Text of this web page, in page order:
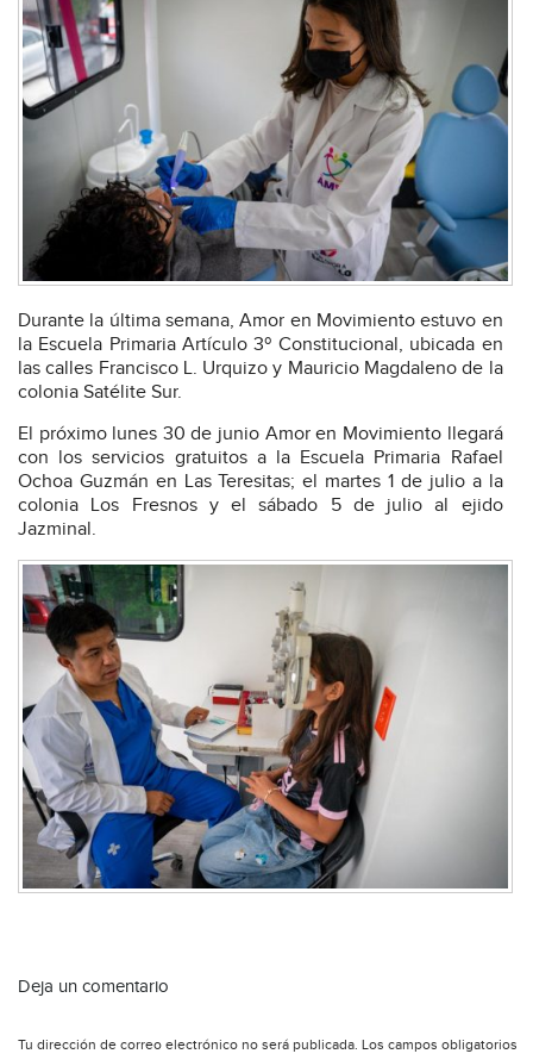
Durante la última semana, Amor en Movimiento estuvo en
la Escuela Primaria Artículo 3º Constitucional, ubicada en
las calles Francisco L. Urquizo y Mauricio Magdaleno de la
colonia Satélite Sur.
El próximo lunes 30 de junio Amor en Movimiento llegará
con los servicios gratuitos a la Escuela Primaria Rafael
Ochoa Guzmán en Las Teresitas; el martes 1 de julio a la
colonia Los Fresnos y el sábado 5 de julio al ejido
Jazminal.
Deja un comentario
Tu dirección de correo electrónico no será publicada. Los campos obligatorios